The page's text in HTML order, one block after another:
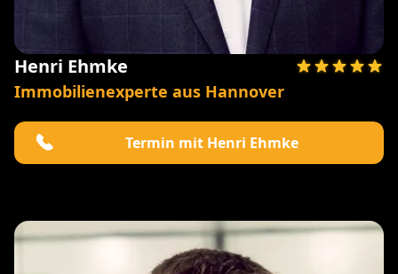
Henri Ehmke
Immobilienexperte aus Hannover
Termin mit Henri Ehmke